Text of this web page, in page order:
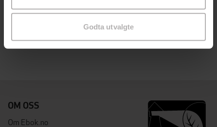
Godta utvalgte
57,-
A Most Lamentable Comedy
71,-
OM OSS
Om Ebok.no